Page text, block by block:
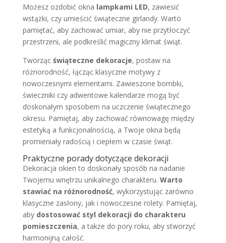
Możesz ozdobić okna lampkami LED, zawiesić
wstążki, czy umieścić świąteczne girlandy. Warto
pamiętać, aby zachować umiar, aby nie przytłoczyć
przestrzeni, ale podkreślić magiczny klimat świąt.
Tworząc świąteczne dekoracje, postaw na
różnorodność, łącząc klasyczne motywy z
nowoczesnymi elementami. Zawieszone bombki,
świeczniki czy adwentowe kalendarze mogą być
doskonałym sposobem na uczczenie świątecznego
okresu. Pamiętaj, aby zachować równowagę między
estetyką a funkcjonalnością, a Twoje okna będą
promieniały radością i ciepłem w czasie świąt.
Praktyczne porady dotyczące dekoracji
Dekoracja okien to doskonały sposób na nadanie
Twojemu wnętrzu unikalnego charakteru. Warto
stawiać na różnorodność, wykorzystując zarówno
klasyczne zasłony, jak i nowoczesne rolety. Pamiętaj,
aby dostosować styl dekoracji do charakteru
pomieszczenia, a także do pory roku, aby stworzyć
harmonijną całość.